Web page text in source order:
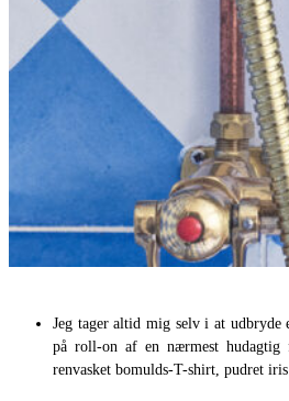
Jeg tager altid mig selv i at udbryde
på roll-on af en nærmest hudagtig
renvasket bomulds-T-shirt, pudret